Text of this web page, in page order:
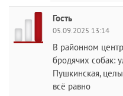
Гость
05.09.2025 13:14
В районном
бродячих собак:
Пушкинская,
всё равно